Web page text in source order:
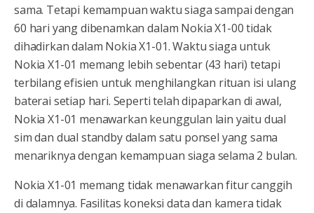
sama. Tetapi kemampuan waktu siaga sampai dengan
60 hari yang dibenamkan dalam Nokia X1-00 tidak
dihadirkan dalam Nokia X1-01. Waktu siaga untuk
Nokia X1-01 memang lebih sebentar (43 hari) tetapi
terbilang efisien untuk menghilangkan rituan isi ulang
baterai setiap hari. Seperti telah dipaparkan di awal,
Nokia X1-01 menawarkan keunggulan lain yaitu dual
sim dan dual standby dalam satu ponsel yang sama
menariknya dengan kemampuan siaga selama 2 bulan.
Nokia X1-01 memang tidak menawarkan fitur canggih
di dalamnya. Fasilitas koneksi data dan kamera tidak